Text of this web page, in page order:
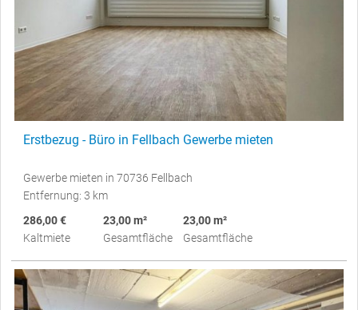
Erstbezug - Büro in Fellbach Gewerbe mieten
Gewerbe mieten in 70736 Fellbach
Entfernung: 3 km
286,00 €
Kaltmiete
23,00 m²
Gesamtfläche
23,00 m²
Gesamtfläche